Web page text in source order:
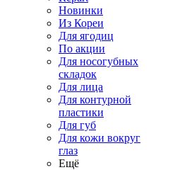
Новинки
Из Кореи
Для ягодиц
По акции
Для носогубных
складок
Для лица
Для контурной
пластики
Для губ
Для кожи вокруг
глаз
Ещё